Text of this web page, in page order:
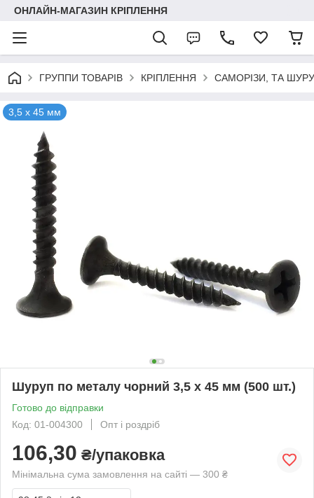
ОНЛАЙН-МАГАЗИН КРІПЛЕННЯ
ГРУППИ ТОВАРІВ КРІПЛЕННЯ САМОРІЗИ, ТА
3,5 х 45 мм
Шуруп по металу чорний 3,5 х 45 мм (500 шт.)
Готово до відправки
Код: 01-004300
Опт і роздріб
106,30 ₴/упаковка
Мінімальна сума замовлення на сайті — 300 ₴